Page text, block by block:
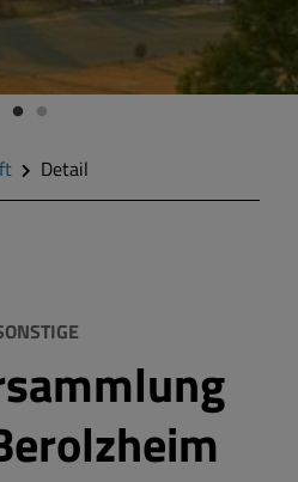
Detail